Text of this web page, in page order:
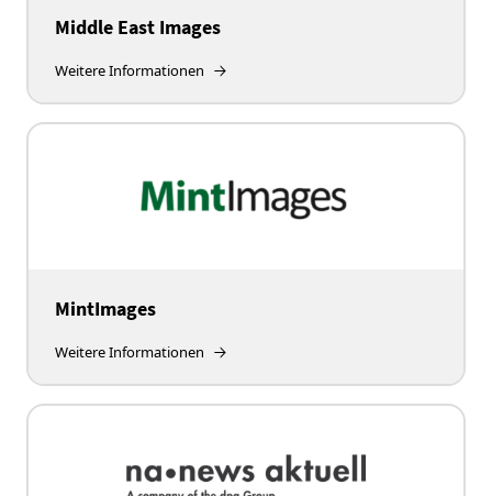
Middle East Images
Weitere Informationen
MintImages
Weitere Informationen